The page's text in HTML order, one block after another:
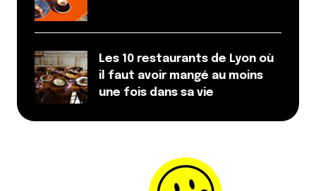
Les 10 restaurants de Lyon où
il faut avoir mangé au moins
une fois dans sa vie